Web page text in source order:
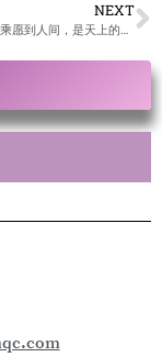
NEXT
124.一个大菩萨乘愿到人间，是天上的本尊分出一部分到人间，本尊还在天上吗？本尊和在人间的分身通过什么方式交流？/卢台长开示解答来信疑惑